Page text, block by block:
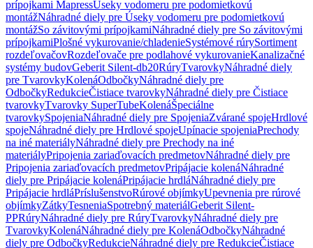
prípojkami MapressÚseky vodomeru pre podomietkovú
montážNáhradné diely pre Úseky vodomeru pre podomietkovú
montážSo závitovými prípojkamiNáhradné diely pre So závitovými
prípojkamiPlošné vykurovanie/chladenieSystémové rúrySortiment
rozdeľovačovRozdeľovače pre podlahové vykurovanieKanalizačné
systémy budovGeberit Silent-db20RúryTvarovkyNáhradné diely
pre TvarovkyKolenáOdbočkyNáhradné diely pre
OdbočkyRedukcieČistiace tvarovkyNáhradné diely pre Čistiace
tvarovkyTvarovky SuperTubeKolenáŠpeciálne
tvarovkySpojeniaNáhradné diely pre SpojeniaZvárané spojeHrdlové
spojeNáhradné diely pre Hrdlové spojeUpínacie spojeniaPrechody
na iné materiályNáhradné diely pre Prechody na iné
materiályPripojenia zariaďovacích predmetovNáhradné diely pre
Pripojenia zariaďovacích predmetovPripájacie kolenáNáhradné
diely pre Pripájacie kolenáPripájacie hrdláNáhradné diely pre
Pripájacie hrdláPríslušenstvoRúrové objímkyUpevnenia pre rúrové
objímkyZátkyTesneniaSpotrebný materiálGeberit Silent-
PPRúryNáhradné diely pre RúryTvarovkyNáhradné diely pre
TvarovkyKolenáNáhradné diely pre KolenáOdbočkyNáhradné
diely pre OdbočkyRedukcieNáhradné diely pre RedukcieČistiace